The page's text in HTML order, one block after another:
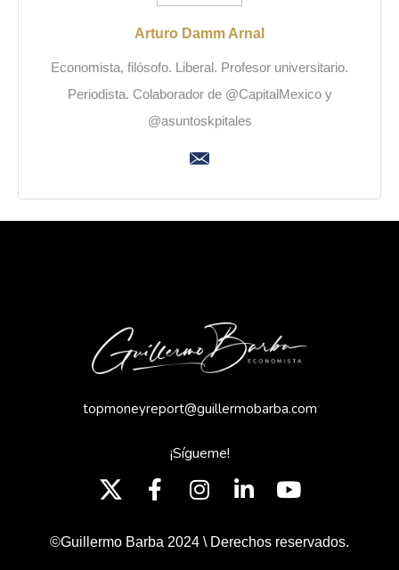
Arturo Damm Arnal
Economista, filósofo. Liberal. Profesor universitario.
Periodista. Colaborador de @CapitalMexico y
@asuntoskpitales
topmoneyreport@guillermobarba.com
¡Sígueme!
©Guillermo Barba 2024 \ Derechos reservados.